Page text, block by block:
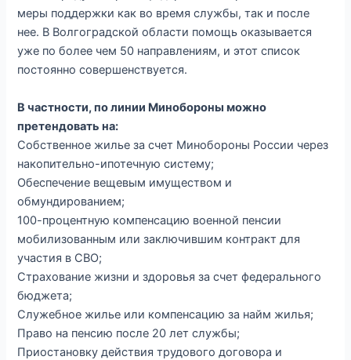
меры поддержки как во время службы, так и после
нее. В Волгоградской области помощь оказывается
уже по более чем 50 направлениям, и этот список
постоянно совершенствуется.
В частности, по линии Минобороны можно
претендовать на:
Собственное жилье за счет Минобороны России через
накопительно-ипотечную систему;
Обеспечение вещевым имуществом и
обмундированием;
100-процентную компенсацию военной пенсии
мобилизованным или заключившим контракт для
участия в СВО;
Страхование жизни и здоровья за счет федерального
бюджета;
Служебное жилье или компенсацию за найм жилья;
Право на пенсию после 20 лет службы;
Приостановку действия трудового договора и